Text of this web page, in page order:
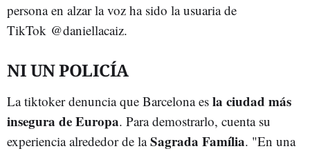
persona en alzar la voz ha sido la usuaria de
TikTok @daniellacaiz.
NI UN POLICÍA
La tiktoker denuncia que Barcelona es la ciudad más
insegura de Europa. Para demostrarlo, cuenta su
experiencia alrededor de laSagrada Família. "En una